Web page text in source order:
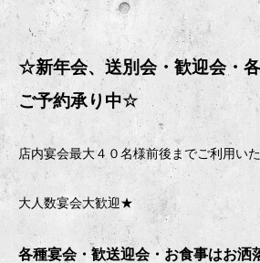
☆新年会、送別会・歓迎会・
ご予約承り中☆
店内宴会最大４０名様前後までご利用いた
大人数宴会大歓迎★
各種宴会・歓送迎会・お食事はお洒